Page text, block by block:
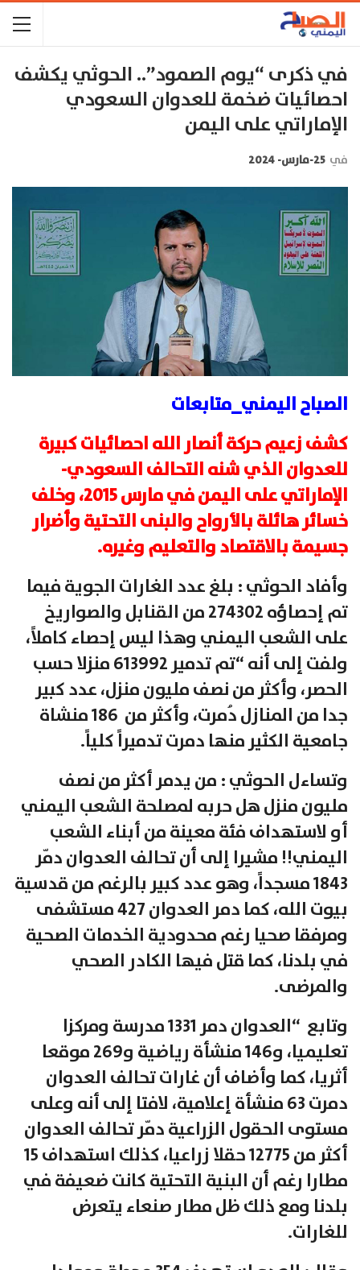
في ذكرى “يوم الصمود”.. الحوثي يكشف
احصائيات ضخمة للعدوان السعودي
الإماراتي على اليمن
في 25-مارس- 2024
الصباح اليمني_متابعات
كشف زعيم حركة أنصار الله احصائيات كبيرة
للعدوان الذي شنه التحالف السعودي-
الإماراتي على اليمن في مارس 2015، وخلف
خسائر هائلة بالأرواح والبنى التحتية وأضرار
جسيمة بالاقتصاد والتعليم وغيره.
وأفاد الحوثي : بلغ عدد الغارات الجوية فيما
تم إحصاؤه 274302 من القنابل والصواريخ
على الشعب اليمني وهذا ليس إحصاء كاملاً،
ولفت إلى أنه “تم تدمير 613992 منزلا حسب
الحصر، وأكثر من نصف مليون منزل، عدد كبير
جدا من المنازل دُمرت، وأكثر من 186 منشاة
جامعية الكثير منها دمرت تدميراً كلياً.
وتساءل الحوثي : من يدمر أكثر من نصف
مليون منزل هل حربه لمصلحة الشعب اليمني
أو لاستهداف فئة معينة من أبناء الشعب
اليمني!! مشيرا إلى أن تحالف العدوان دمّر
1843 مسجداً، وهو عدد كبير بالرغم من قدسية
بيوت الله، كما دمر العدوان 427 مستشفى
ومرفقا صحيا رغم محدودية الخدمات الصحية
في بلدنا، كما قتل فيها الكادر الصحي
والمرضى.
وتابع “العدوان دمر 1331 مدرسة ومركزا
تعليميا، و146 منشأة رياضية و269 موقعا
أثريا، كما وأضاف أن غارات تحالف العدوان
دمرت 63 منشأة إعلامية، لافتا إلى أنه وعلى
مستوى الحقول الزراعية دمّر تحالف العدوان
أكثر من 12775 حقلا زراعيا، كذلك استهداف 15
مطارا رغم أن البنية التحتية كانت ضعيفة في
بلدنا ومع ذلك ظل مطار صنعاء يتعرض
للغارات.